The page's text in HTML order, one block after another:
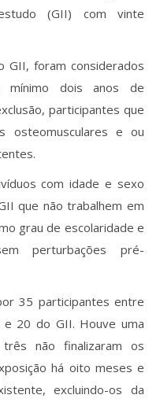
(GII) com vinte
GII, foram considerados
mínimo dois anos de
participantes que
osteomusculares e ou
com idade e sexo
que não trabalhem em
grau de escolaridade e
perturbações pré-
35 participantes entre
20 do GII. Houve uma
não finalizaram os
há oito meses e
excluindo-os da